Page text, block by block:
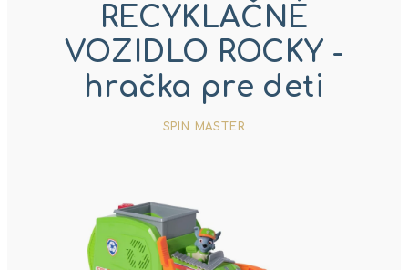
RECYKLAČNÉ
VOZIDLO ROCKY -
hračka pre deti
SPIN MASTER